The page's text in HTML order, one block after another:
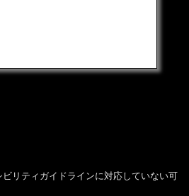
語を選択してください)
リティガイドラインに対応していない可